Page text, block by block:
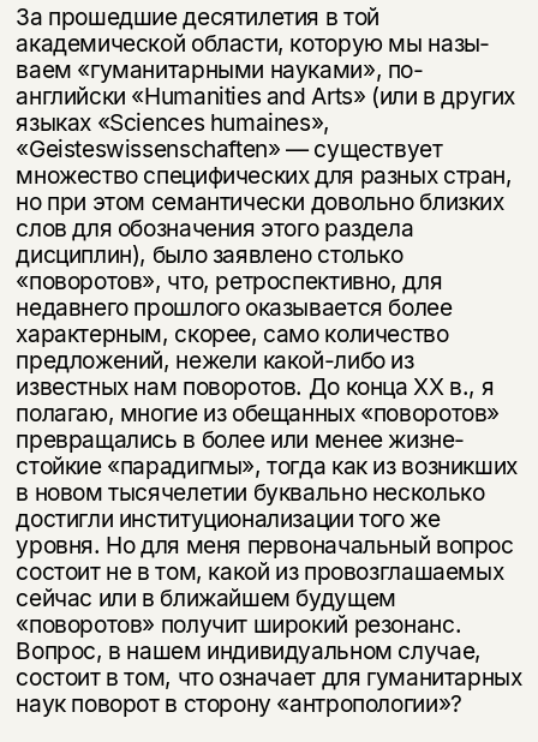
За прошедшие десятилетия в той
академической области, которую мы назы­
ваем «гуманитарными науками», по-
английски «Humanities and Arts» (или в других
языках «Sciences humaines»,
«Geisteswissenschaften» — существует
множество специфических для разных стран,
но при этом семантически до­вольно близких
слов для обозначения этого раздела
дисциплин), было за­явлено столько
«поворотов», что, ретроспективно, для
недавнего прошлого оказывается более
характерным, скорее, само количество
предложений, не­жели какой-либо из
известных нам поворотов. До конца ХХ в., я
полагаю, многие из обещанных «поворотов»
превращались в более или менее жизне­
стойкие «парадигмы», тогда как из возникших
в новом тысячелетии бук­вально несколько
достигли институционализации того же
уровня. Но для меня первоначальный вопрос
состоит не в том, какой из провозглашаемых
сейчас или в ближайшем будущем
«поворотов» получит широкий резонанс.
Вопрос, в нашем индивидуальном случае,
состоит в том, что означает для гу­манитарных
наук поворот в сторону «антропологии»?